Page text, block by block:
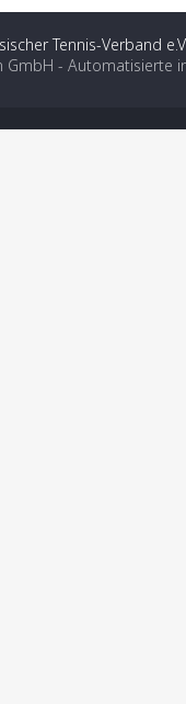
Tennis-Verband
GmbH - Automatisierte